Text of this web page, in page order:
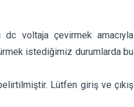
voltaja çevirmek amacıyla
istediğimiz durumlarda bu
Lütfen giriş ve çıkış